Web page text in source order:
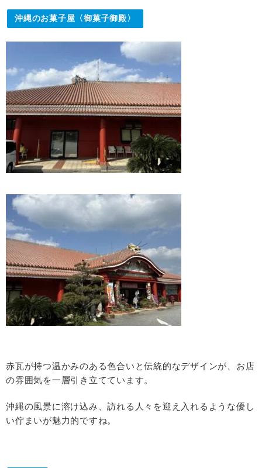
沖縄のお菓子屋〈御菓子御殿〉
赤瓦が持つ温かみのある色合いと伝統的なデザインが、お店
の雰囲気を一層引き立てています。
沖縄の風景に溶け込み、訪れる人々を迎え入れるような優し
い佇まいが魅力的ですね。